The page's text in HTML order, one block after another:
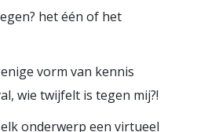
het één of het
vorm van kennis
wie twijfelt is tegen mij?!
onderwerp een virtueel